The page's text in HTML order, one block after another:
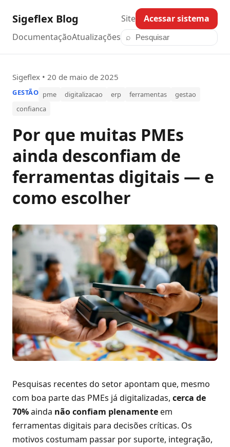
Sigeflex Blog
DocumentaçãoAtualizaçõesPesquisar posts
⌕
Site Acessar sistema
Sigeflex • 20 de maio de 2025
GESTÃO pme digitalizacao erp ferramentas
gestao
confianca
Por que muitas PMEs
ainda desconfiam de
ferramentas digitais — e
como escolher
Pesquisas recentes do setor apontam que, mesmo
com boa parte das PMEs já digitalizadas, cerca de
70%ainda não confiam plenamenteem
ferramentas digitais para decisões críticas. Os
motivos costumam passar por suporte, integração,